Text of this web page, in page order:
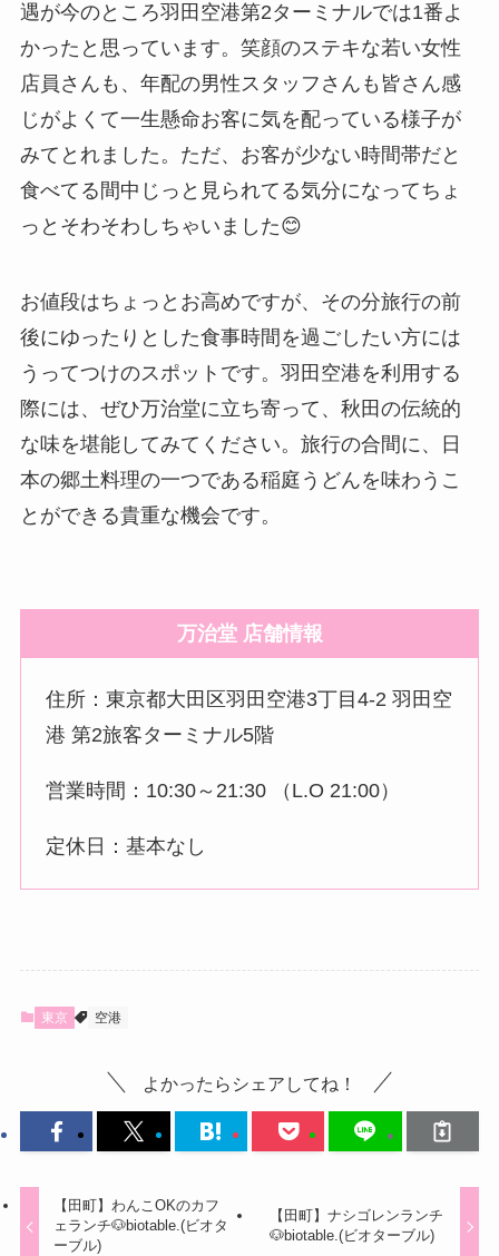
遇が今のところ羽田空港第2ターミナルでは1番よ
かったと思っています。笑顔のステキな若い女性
店員さんも、年配の男性スタッフさんも皆さん感
じがよくて一生懸命お客に気を配っている様子が
みてとれました。ただ、お客が少ない時間帯だと
食べてる間中じっと見られてる気分になってちょ
っとそわそわしちゃいました😊
お値段はちょっとお高めですが、その分旅行の前
後にゆったりとした食事時間を過ごしたい方には
うってつけのスポットです。羽田空港を利用する
際には、ぜひ万治堂に立ち寄って、秋田の伝統的
な味を堪能してみてください。旅行の合間に、日
本の郷土料理の一つである稲庭うどんを味わうこ
とができる貴重な機会です。
万治堂 店舗情報
住所：東京都大田区羽田空港3丁目4-2 羽田空
港 第2旅客ターミナル5階
営業時間：10:30～21:30 （L.O 21:00）
定休日：基本なし
東京 空港
よかったらシェアしてね！
【田町】わんこOKのカフ
ェランチ🐶biotable.(ビオタ
ーブル)
【田町】ナシゴレンランチ
🐶biotable.(ビオターブル)